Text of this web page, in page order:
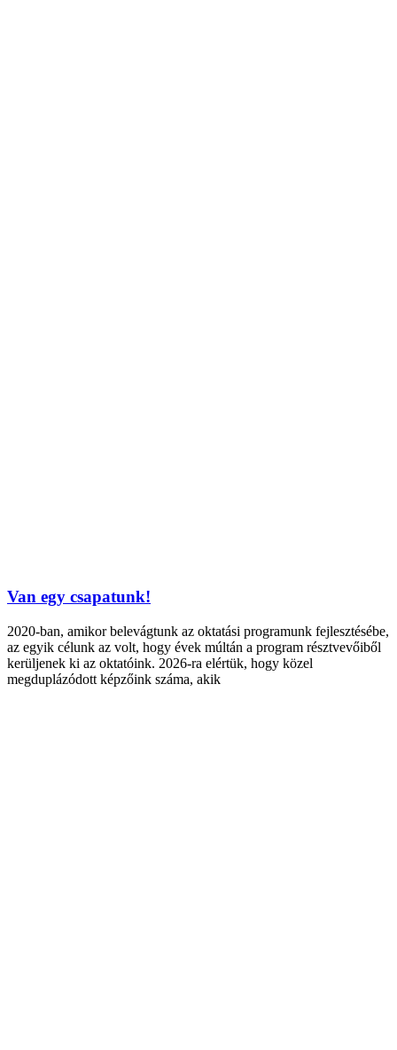
Van egy csapatunk!
2020-ban, amikor belevágtunk az oktatási programunk fejlesztésébe,
az egyik célunk az volt, hogy évek múltán a program résztvevőiből
kerüljenek ki az oktatóink. 2026-ra elértük, hogy közel
megduplázódott képzőink száma, akik